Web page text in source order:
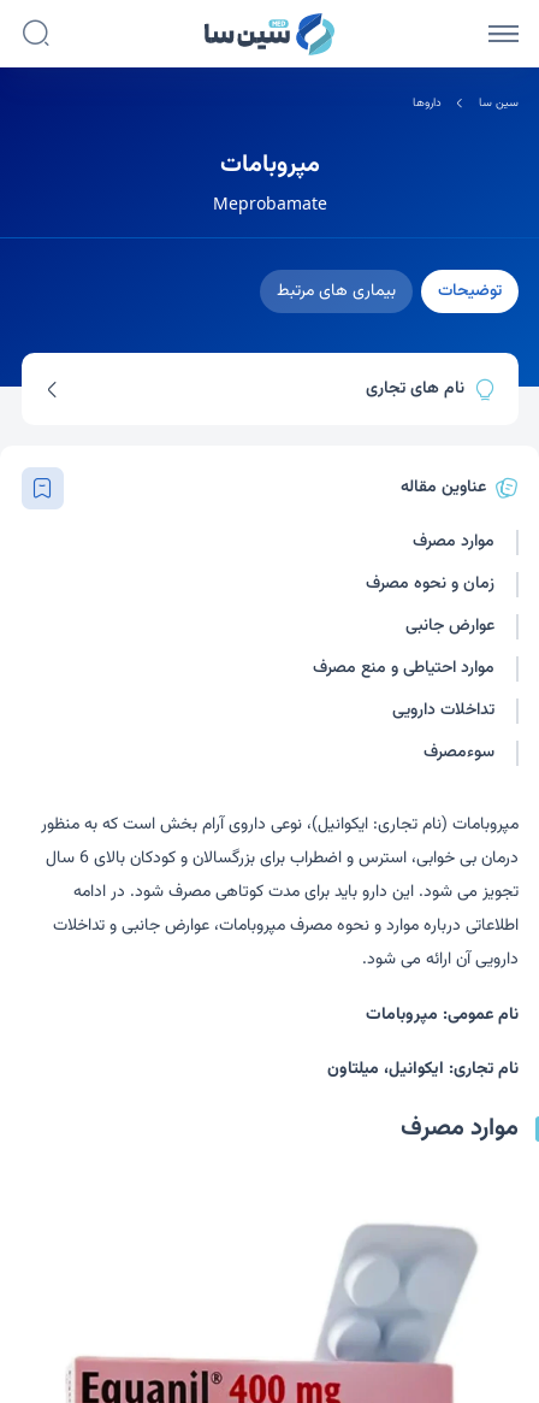
سین سا داروها
مپروبامات
Meprobamate
توضیحات بیماری های مرتبط
نام های تجاری
ام بی-تب
عناوین مقاله
موارد مصرف
زمان و نحوه مصرف
عوارض جانبی
موارد احتیاطی و منع مصرف
تداخلات دارویی
سوءمصرف
مپروبامات (نام تجاری: ایکوانیل)، نوعی داروی آرام بخش است که به منظور
درمان بی خوابی، استرس و اضطراب برای بزرگسالان و کودکان بالای 6 سال
تجویز می شود. این دارو باید برای مدت کوتاهی مصرف شود. در ادامه
اطلاعاتی درباره موارد و نحوه مصرف مپروبامات، عوارض جانبی و تداخلات
دارویی آن ارائه می شود.
نام عمومی: مپروبامات
نام تجاری: ایکوانیل، میلتاون
موارد مصرف